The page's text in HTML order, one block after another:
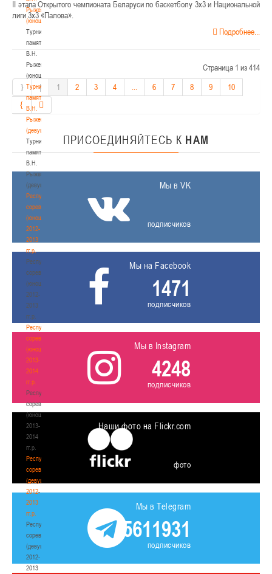
Рыженкова
(юноши)
Турнир
памяти
В.Н.
Рыженкова
(юноши)
Турнир
памяти
В.Н.
Рыженкова
(девушки)
Турнир
памяти
В.Н.
Рыженкова
(девушки)
Республиканские
соревнования
(юноши)
2012-
2013
гг.р.
Республиканские
соревнования
(юноши)
2012-
2013
гг.р.
Республиканские
соревнования
(юноши)
2013-
2014
гг.р.
Республиканские
соревнования
(юноши)
2013-
2014
гг.р.
Республиканские
соревнования
(девушки)
2012-
2013
гг.р.
Республиканские
соревнования
(девушки)
2012-
2013
II этапа Открытого чемпионата Беларуси по баскетболу 3х3 и Национальной
лиги 3х3 «Палова».
Подробнее...
Страница 1 из 414
1
2 3 4 6 7 8 9 10
ПРИСОЕДИНЯЙТЕСЬ К НАМ
Мы в VK
подписчиков
Мы на Facebook
1471
подписчиков
Мы в Instagram
4248
подписчиков
Наши фото на Flickr.com
фото
Мы в Telegram
5611931
подписчиков